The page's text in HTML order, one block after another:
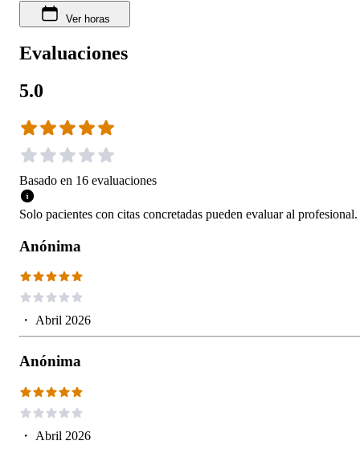
Ver horas
Evaluaciones
5.0
Basado en 16 evaluaciones
Solo pacientes con citas concretadas pueden evaluar al profesional.
Anónima
・ Abril 2026
Anónima
・ Abril 2026